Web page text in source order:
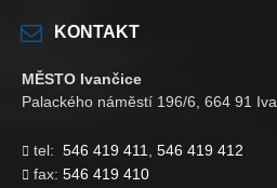
KONTAKT
MĚSTO Ivančice
Palackého náměstí 196/6, 664 91
 tel: 546 419 411 546 419 412
 fax: 546 419 410